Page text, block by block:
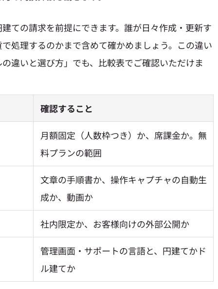
ての請求を前提にできます。誰が日々作成・更新す
処理するのかまで含めて確かめましょう。この違い
違いと選び方」でも、比較表でご確認いただけま
確認すること
月額固定（人数枠つき）か、席課金か。無
料プランの範囲
文章の手順書か、操作キャプチャの自動生
成か、動画か
社内限定か、お客様向けの外部公開か
管理画面・サポートの言語と、円建てかド
ル建てか